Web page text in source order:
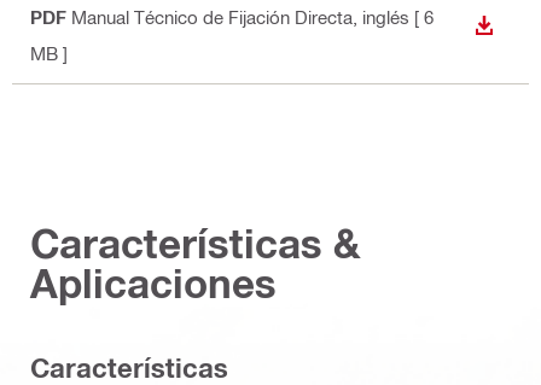
PDF Manual Técnico de Fijación Directa , inglés [ 6
MB ]
Características &
Aplicaciones
Características